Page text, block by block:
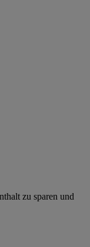
zu sparen und